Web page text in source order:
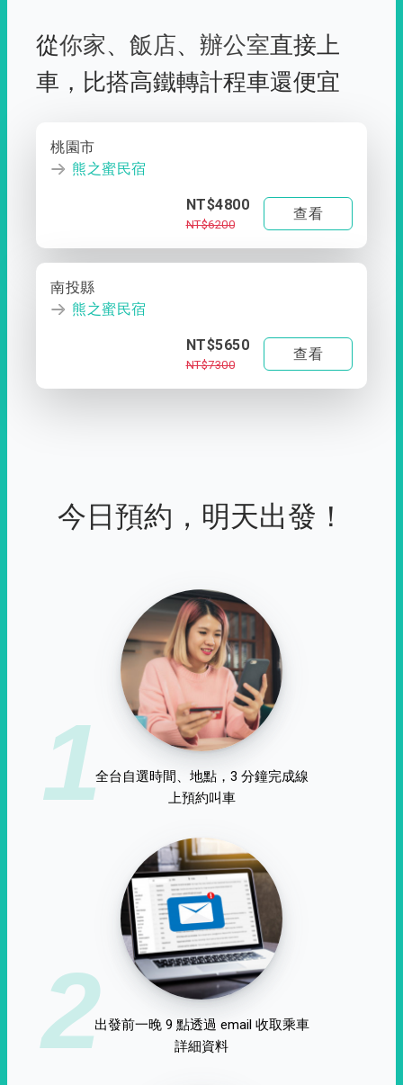
從你家、 飯店、 辦公室直接上
車， 比搭高鐵轉計程車還便宜
桃園市
熊之蜜民宿
NT$4800
NT$6200
查看
南投縣
熊之蜜民宿
NT$5650
NT$7300
查看
今日預約，明天出發！
1全台自選時間、地點，3 分鐘完成線
上預約叫車
2出發前一晚 9 點透過 email 收取乘車
詳細資料